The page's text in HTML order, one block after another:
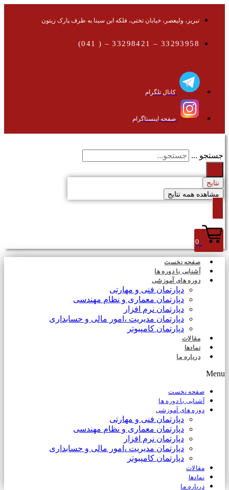
تبریز، ولیعصر، خیابان تختی، فلکه ابن سینا به طرف پارک زیتون
33293958 – 33298421 – ( 041)
کانال تلگرام
صفحه اینستاگرام
جستجو ...
نتایج
مشاهده همه نتایج
0
صفحه نخست
آشنایی با دوره ها
دوره های آموزشی
دپارتمان فنی و مهارتی
دپارتمان معماری و نظام مهندسی
دپارتمان نرم افزار
دپارتمان مدیریت ،امور مالی و حسابداری
دپارتمان کامپیوتر
مقالات
نمادها
درباره ما
Menu
صفحه نخست
آشنایی با دوره ها
دوره های آموزشی
دپارتمان فنی و مهارتی
دپارتمان معماری و نظام مهندسی
دپارتمان نرم افزار
دپارتمان مدیریت ،امور مالی و حسابداری
دپارتمان کامپیوتر
مقالات
نمادها
درباره ما